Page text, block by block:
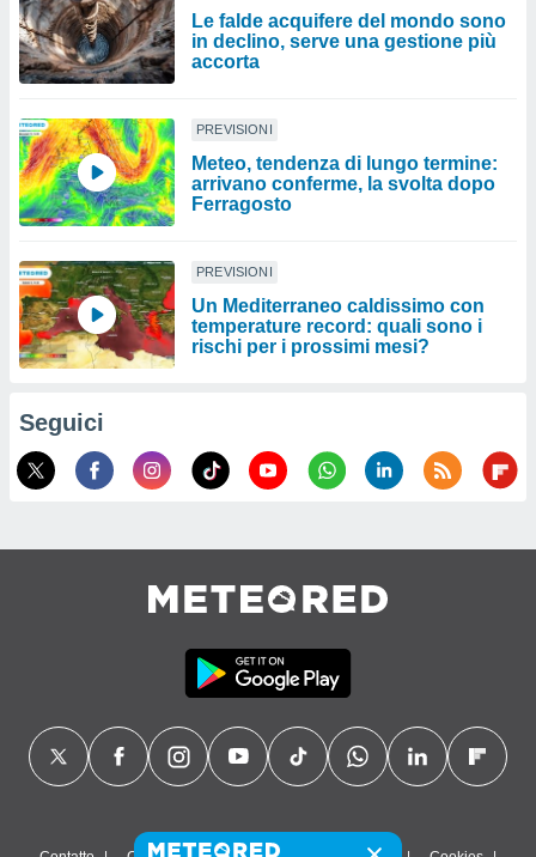
Le falde acquifere del mondo sono
in declino, serve una gestione più
accorta
PREVISIONI
Meteo, tendenza di lungo termine:
arrivano conferme, la svolta dopo
Ferragosto
PREVISIONI
Un Mediterraneo caldissimo con
temperature record: quali sono i
rischi per i prossimi mesi?
Seguici